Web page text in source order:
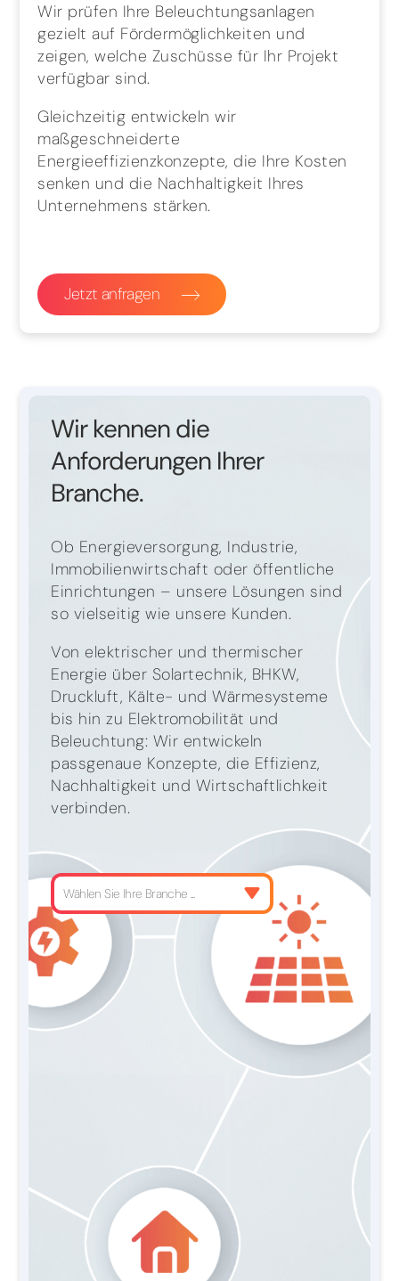
Wir prüfen Ihre Beleuchtungsanlagen
gezielt auf Fördermöglichkeiten und
zeigen, welche Zuschüsse für Ihr Projekt
verfügbar sind.
Gleichzeitig entwickeln wir
maßgeschneiderte
Energieeffizienzkonzepte, die Ihre Kosten
senken und die Nachhaltigkeit Ihres
Unternehmens stärken.
Jetzt anfragen
Wir kennen die
Anforderungen Ihrer
Branche.
Ob Energieversorgung, Industrie,
Immobilienwirtschaft oder öffentliche
Einrichtungen – unsere Lösungen sind
so vielseitig wie unsere Kunden.
Von elektrischer und thermischer
Energie über Solartechnik, BHKW,
Druckluft, Kälte- und Wärmesysteme
bis hin zu Elektromobilität und
Beleuchtung: Wir entwickeln
passgenaue Konzepte, die Effizienz,
Nachhaltigkeit und Wirtschaftlichkeit
verbinden.
Wählen Sie Ihre Branche ...